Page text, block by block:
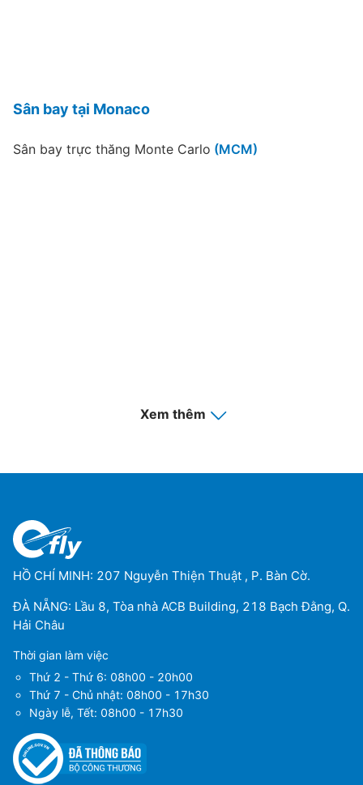
Sân bay tại Monaco
Sân bay trực thăng Monte Carlo (MCM)
Xem thêm
HỒ CHÍ MINH: 207 Nguyễn Thiện Thuật , P. Bàn Cờ.
ĐÀ NẴNG: Lầu 8, Tòa nhà ACB Building, 218 Bạch Đằng, Q.
Hải Châu
Thời gian làm việc
Thứ 2 - Thứ 6: 08h00 - 20h00
Thứ 7 - Chủ nhật: 08h00 - 17h30
Ngày lễ, Tết: 08h00 - 17h30